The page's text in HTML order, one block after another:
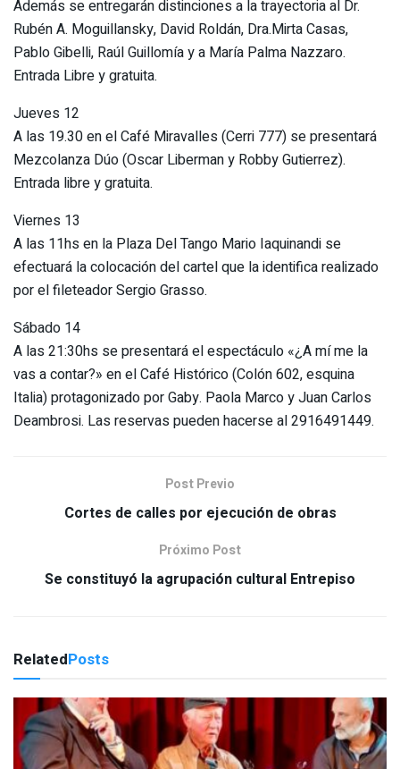
Además se entregarán distinciones a la trayectoria al Dr.
Rubén A. Moguillansky, David Roldán, Dra.Mirta Casas,
Pablo Gibelli, Raúl Guillomía y a María Palma Nazzaro.
Entrada Libre y gratuita.
Jueves 12
A las 19.30 en el Café Miravalles (Cerri 777) se presentará
Mezcolanza Dúo (Oscar Liberman y Robby Gutierrez).
Entrada libre y gratuita.
Viernes 13
A las 11hs en la Plaza Del Tango Mario Iaquinandi se
efectuará la colocación del cartel que la identifica realizado
por el fileteador Sergio Grasso.
Sábado 14
A las 21:30hs se presentará el espectáculo «¿A mí me la
vas a contar?» en el Café Histórico (Colón 602, esquina
Italia) protagonizado por Gaby. Paola Marco y Juan Carlos
Deambrosi. Las reservas pueden hacerse al 2916491449.
Post Previo
Cortes de calles por ejecución de obras
Próximo Post
Se constituyó la agrupación cultural Entrepiso
RelatedPosts